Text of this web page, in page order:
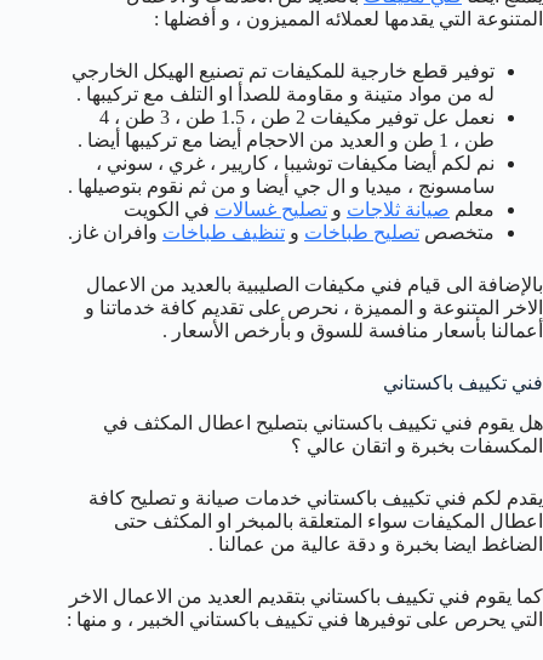
المتنوعة التي يقدمها لعملائه المميزون ، و أفضلها :
توفير قطع خارجية للمكيفات تم تصنيع الهيكل الخارجي
له من مواد متينة و مقاومة للصدأ او التلف مع تركيبها .
نعمل عل توفير مكيفات 2 طن ، 1.5 طن ، 3 طن ، 4
طن ، 1 طن و العديد من الاحجام أيضا مع تركيبها أيضا .
نم لكم أيضا مكيفات توشيبا ، كاريير ، غري ، سوني ،
سامسونج ، ميديا و ال جي أيضا و من ثم نقوم بتوصيلها .
معلم صيانة ثلاجات و تصليح غسالات في الكويت
متخصص تصليح طباخات و تنظيف طباخات وافران غاز.
بالإضافة الى قيام فني مكيفات الصليبية بالعديد من الاعمال
الاخر المتنوعة و المميزة ، نحرص على تقديم كافة خدماتنا و
أعمالنا بأسعار منافسة للسوق و بأرخص الأسعار .
فني تكييف باكستاني
هل يقوم فني تكييف باكستاني بتصليح اعطال المكثف في
المكسفات بخبرة و اتقان عالي ؟
يقدم لكم فني تكييف باكستاني خدمات صيانة و تصليح كافة
اعطال المكيفات سواء المتعلقة بالمبخر او المكثف حتى
الضاغط ايضا بخبرة و دقة عالية من عمالنا .
كما يقوم فني تكييف باكستاني بتقديم العديد من الاعمال الاخر
التي يحرص على توفيرها فني تكييف باكستاني الخبير ، و منها :